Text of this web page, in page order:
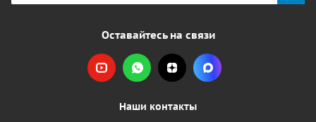
Оставайтесь на связи
Наши контакты